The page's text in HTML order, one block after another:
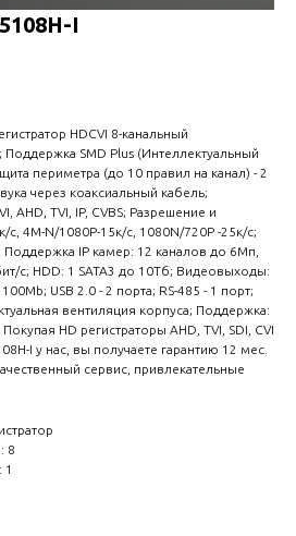
I
HDCVI 8-канальный
SMD Plus (Интеллектуальный
периметра (до 10 правил на канал) - 2
через коаксиальный кабель;
AHD, TVI, IP, CVBS; Разрешение и
с, 4M-N/1080P-15к/с, 1080N/720Р -25к/с;
Поддержка IP камер: 12 каналов до 6Мп,
с; HDD: 1 SATA3 до 10Тб; Видеовыходы:
USB 2.0 - 2 порта; RS-485 - 1 порт;
вентиляция корпуса; Поддержка:
HD регистраторы AHD, TVI, SDI, CVI
I у нас, вы получаете гарантию 12 мес.
сервис, привлекательные
8
1